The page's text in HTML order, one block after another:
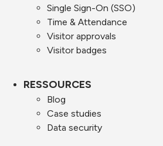
Single Sign-On (SSO)
Time & Attendance
Visitor approvals
Visitor badges
RESSOURCES
Blog
Case studies
Data security